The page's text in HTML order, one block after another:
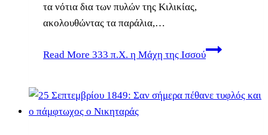
τα νότια δια των πυλών της Κιλικίας,
ακολουθώντας τα παράλια,…
Read More 333 π.Χ. η Μάχη της Ισσού